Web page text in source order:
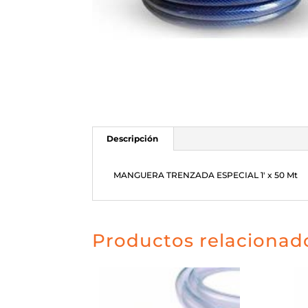
Descripción
MANGUERA TRENZADA ESPECIAL 1′ x 50 Mt
Productos